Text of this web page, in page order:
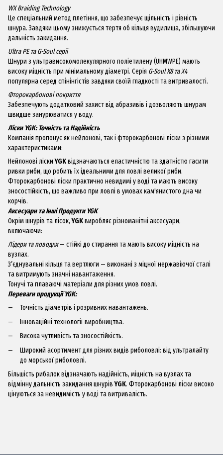
WX Braiding Technology
Це спеціальний метод плетіння, що забезпечує щільність і рівність
шнура. Завдяки цьому знижується тертя об кільця вудилища, збільшуючи
дальність закидання.
Ultra PE та G-Soul серії
Шнури з ультрависокомолекулярного поліетилену (UHMWPE) мають
високу міцність при мінімальному діаметрі. Серія G-Soul X8 та X4
популярна серед спінінгістів завдяки своїй гладкості та витривалості.
Фторокарбонові покриття
Забезпечують додатковий захист від абразивів і дозволяють шнурам
швидше занурюватися у воду.
Ліски YGK: Точність та Надійність
Компанія пропонує як нейлонові, так і фторокарбонові ліски з різними
характеристиками:
Нейлонові ліскиYGKвідзначаються еластичністю та здатністю гасити
ривки риби, що робить їх ідеальними для ловлі великої риби.
Фторокарбонові ліски практично невидимі у воді та мають високу
зносостійкість, що важливо при ловлі в умовах кам'янистого дна чи
корчів.
Аксесуари та Інші Продукти YGK
Окрім шнурів та лісок,YGKвиробляє різноманітні аксесуари,
включаючи:
Лідери та поводки— стійкі до стирання та мають високу міцність на
вузлах.
З’єднувальні кільця та вертлюги — виконані з міцної нержавіючої сталі
та витримують значні навантаження.
Тонучі та плаваючі матеріали для різних умов ловлі.
Переваги продукції YGK:
Точність діаметрів і розривних навантажень.
Інноваційні технології виробництва.
Висока чутливість та зносостійкість.
Широкий асортимент для різних видів риболовлі: від ультралайту
до морської риболовлі.
Більшість рибалок відзначають надійність, міцність на вузлах та
відмінну дальність закидання шнурівYGK. Фторокарбонові ліски високо
цінуються за невидимість у воді та витривалість.